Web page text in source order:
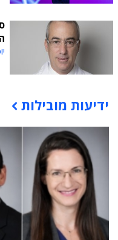
תוכן פרסומי
ידיעות מובילות